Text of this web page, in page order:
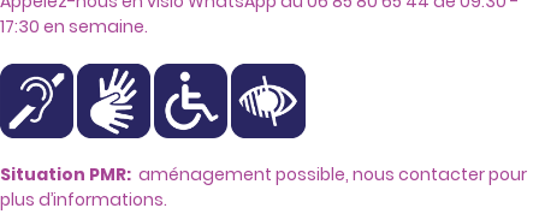
17:30 en semaine.
Situation PMR: aménagement possible, nous contacter pour
plus d’informations.